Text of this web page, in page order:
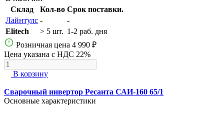
Склад
Кол-во Срок поставки.
Лайнтулс -
-
Elitech
> 5 шт. 1-2 раб. дня
Розничная цена 4 990 ₽
Цена указана с НДС 22%
В корзину
Сварочный инвертор Ресанта САИ-160 65/1
Основные характеристики